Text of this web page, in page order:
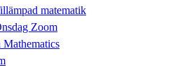
matematik
Zoom
Mathematics